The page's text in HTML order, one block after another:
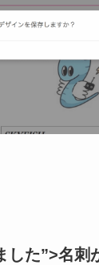
した”>名刺